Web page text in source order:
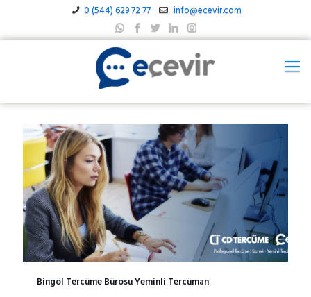
0 (544) 629 72 77 info@ecevir.com
Bingöl Tercüme Bürosu Yeminli Tercüman